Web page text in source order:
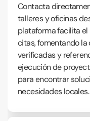
Contacta
talleres y oficinas
plataforma facilita
citas, fomentando
verificadas y
ejecución de
para encontrar
necesidades locales.